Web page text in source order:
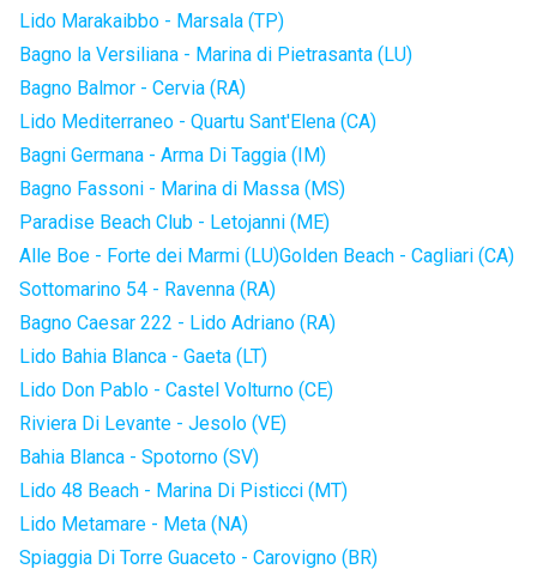
Lido Marakaibbo - Marsala (TP)
Bagno la Versiliana - Marina di Pietrasanta (LU)
Bagno Balmor - Cervia (RA)
Lido Mediterraneo - Quartu Sant'Elena (CA)
Bagni Germana - Arma Di Taggia (IM)
Bagno Fassoni - Marina di Massa (MS)
Paradise Beach Club - Letojanni (ME)
Alle Boe - Forte dei Marmi (LU)Golden Beach - Cagliari (CA)
Sottomarino 54 - Ravenna (RA)
Bagno Caesar 222 - Lido Adriano (RA)
Lido Bahia Blanca - Gaeta (LT)
Lido Don Pablo - Castel Volturno (CE)
Riviera Di Levante - Jesolo (VE)
Bahia Blanca - Spotorno (SV)
Lido 48 Beach - Marina Di Pisticci (MT)
Lido Metamare - Meta (NA)
Spiaggia Di Torre Guaceto - Carovigno (BR)